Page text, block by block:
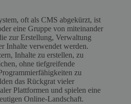
oft als CMS abgekürzt, ist
eine Gruppe von miteinander
zur Erstellung, Verwaltung
Inhalte verwendet werden.
Inhalte zu erstellen, zu
ohne tiefgreifende
zu
das Rückgrat vieler
Plattformen und spielen eine
Online-Landschaft.